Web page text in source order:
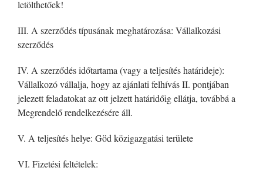
letölthetőek!
III. A szerződés típusának meghatározása: Vállalkozási
szerződés
IV. A szerződés időtartama (vagy a teljesítés határideje):
Vállalkozó vállalja, hogy az ajánlati felhívás II. pontjában
jelezett feladatokat az ott jelzett határidőig ellátja, továbbá a
Megrendelő rendelkezésére áll.
V. A teljesítés helye: Göd közigazgatási területe
VI. Fizetési feltételek: